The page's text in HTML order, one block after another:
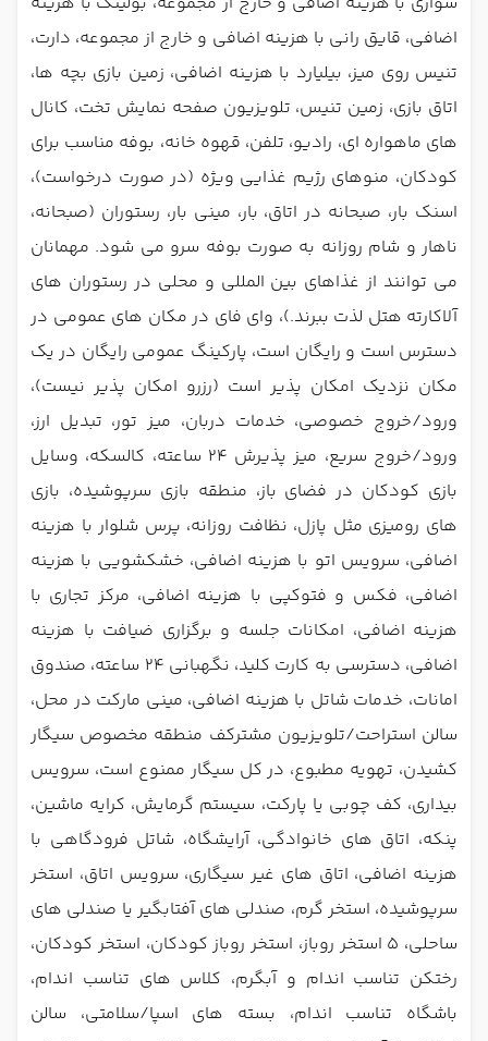
اضافی، قایق رانی با هزینه اضافی و خارج از مجموعه، دارت،
تنیس روی میز، بیلیارد با هزینه اضافی، زمین بازی بچه ها،
اتاق بازی، زمین تنیس، تلویزیون صفحه نمایش تخت، کانال
های ماهواره ای، رادیو، تلفن، قهوه خانه، بوفه مناسب برای
کودکان، منوهای رژیم غذایی ویژه (در صورت درخواست)،
اسنک بار، صبحانه در اتاق، بار، مینی بار، رستوران (صبحانه،
ناهار و شام روزانه به صورت بوفه سرو می شود. مهمانان
می توانند از غذاهای بین المللی و محلی در رستوران های
آلاکارته هتل لذت ببرند.)، وای فای در مکان های عمومی در
دسترس است و رایگان است، پارکینگ عمومی رایگان در یک
مکان نزدیک امکان پذیر است (رزرو امکان پذیر نیست)،
ورود/خروج خصوصی، خدمات دربان، میز تور، تبدیل ارز،
ورود/خروج سریع، میز پذیرش 24 ساعته، کالسکه، وسایل
بازی کودکان در فضای باز، منطقه بازی سرپوشیده، بازی
های رومیزی مثل پازل، نظافت روزانه، پرس شلوار با هزینه
اضافی، سرویس اتو با هزینه اضافی، خشکشویی با هزینه
اضافی، فکس و فتوکپی با هزینه اضافی، مرکز تجاری با
هزینه اضافی، امکانات جلسه و برگزاری ضیافت با هزینه
اضافی، دسترسی به کارت کلید، نگهبانی 24 ساعته، صندوق
امانات، خدمات شاتل با هزینه اضافی، مینی مارکت در محل،
سالن استراحت/تلویزیون مشترکف منطقه مخصوص سیگار
کشیدن، تهویه مطبوع، در کل سیگار ممنوع است، سرویس
بیداری، کف چوبی یا پارکت، سیستم گرمایش، کرایه ماشین،
پنکه، اتاق های خانوادگی، آرایشگاه، شاتل فرودگاهی با
هزینه اضافی، اتاق های غیر سیگاری، سرویس اتاق، استخر
سرپوشیده، استخر گرم، صندلی های آفتابگیر یا صندلی های
ساحلی، 5 استخر روباز، استخر روباز کودکان، استخر کودکان،
رختکن تناسب اندام و آبگرم، کلاس های تناسب اندام،
باشگاه تناسب اندام، بسته های اسپا/سلامتی، سالن